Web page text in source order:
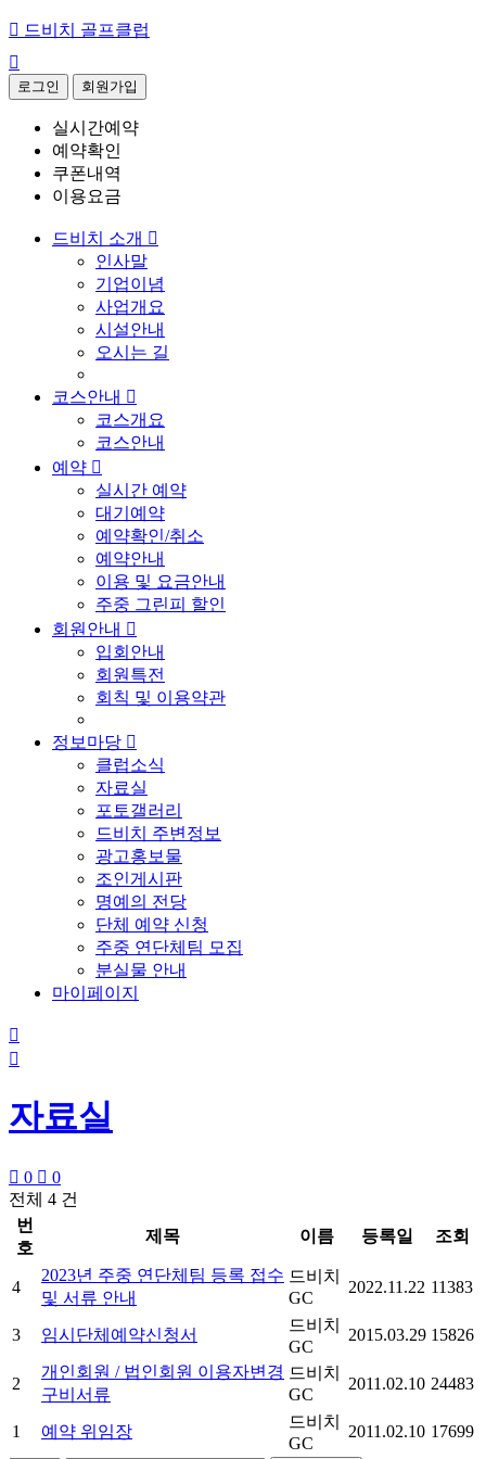
 드비치 골프클럽

로그인 회원가입
실시간예약
예약확인
쿠폰내역
이용요금
드비치 소개 
인사말
기업이념
사업개요
시설안내
오시는 길
코스안내 
코스개요
코스안내
예약 
실시간 예약
대기예약
예약확인/취소
예약안내
이용 및 요금안내
주중 그린피 할인
회원안내 
입회안내
회원특전
회칙 및 이용약관
정보마당 
클럽소식
자료실
포토갤러리
드비치 주변정보
광고홍보물
조인게시판
명예의 전당
단체 예약 신청
주중 연단체팀 모집
분실물 안내
마이페이지


자료실
 0  0
전체 4 건
번
호
제목 이름 등록일 조회
4
2023년 주중 연단체팀 등록 접수
및 서류 안내
드비치
GC
2022.11.22 11383
3 임시단체예약신청서
드비치
GC
2015.03.29 15826
2
개인회원 / 법인회원 이용자변경
구비서류
드비치
GC
2011.02.10 24483
1 예약 위임장
드비치
GC
2011.02.10 17699